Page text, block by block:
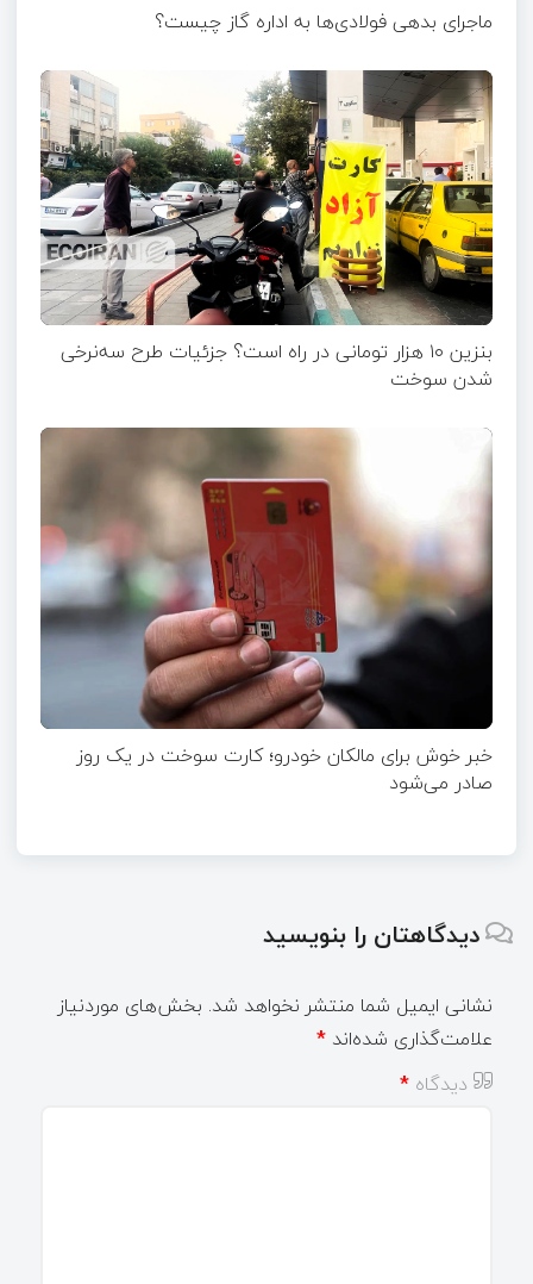
ماجرای بدهی فولادی‌ها به اداره گاز چیست؟
بنزین ۱۰ هزار تومانی در راه است؟ جزئیات طرح سه‌نرخی
شدن سوخت
خبر خوش برای مالکان خودرو؛ کارت سوخت در یک روز
صادر می‌شود
دیدگاهتان را بنویسید
نشانی ایمیل شما منتشر نخواهد شد. بخش‌های موردنیاز
علامت‌گذاری شده‌اند *
دیدگاه *